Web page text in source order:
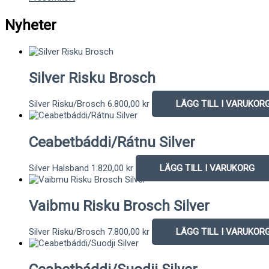
Nyheter
Silver Risku Brosch
Silver Risku/Brosch 6.800,00 kr LÄGG TILL I
Ceabetbáddi/Rátnu Silver
Silver Halsband 1.820,00 kr LÄGG TILL I VARUKORG
Vaibmu Risku Brosch Silver
Silver Risku/Brosch 7.800,00 kr LÄGG TILL I